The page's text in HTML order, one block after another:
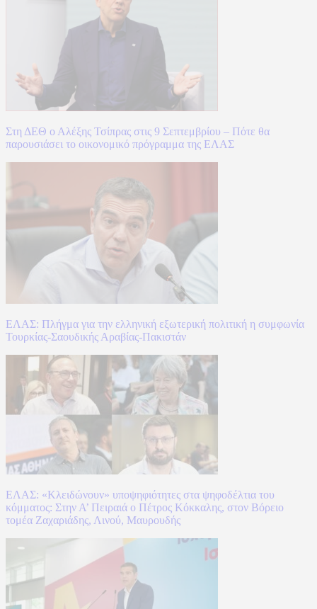
Στη ΔΕΘ ο Αλέξης Τσίπρας στις 9 Σεπτεμβρίου – Πότε θα
παρουσιάσει το οικονομικό πρόγραμμα της ΕΛΑΣ
ΕΛΑΣ: Πλήγμα για την ελληνική εξωτερική πολιτική η συμφωνία
Τουρκίας-Σαουδικής Αραβίας-Πακιστάν
ΕΛΑΣ: «Κλειδώνουν» υποψηφιότητες στα ψηφοδέλτια του
κόμματος: Στην Α’ Πειραιά ο Πέτρος Κόκκαλης, στον Βόρειο
τομέα Ζαχαριάδης, Λινού, Μαυρουδής